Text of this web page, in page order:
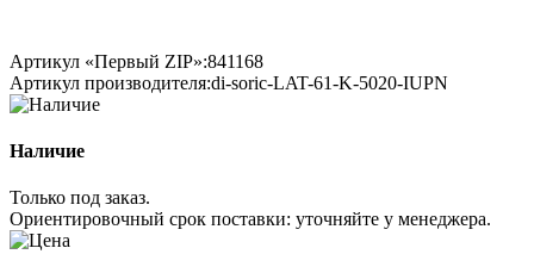
Артикул «Первый ZIP»:841168
Артикул производителя:di-soric-LAT-61-K-5020-IUPN
Наличие
Только под заказ.
Ориентировочный срок поставки: уточняйте у менеджера.